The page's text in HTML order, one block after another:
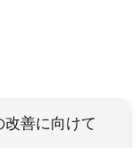
善に向けて